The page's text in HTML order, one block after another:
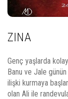
ZINA
Genç yaşlarda
Banu ve Jale
ilişki kurmaya
olan Ali ile